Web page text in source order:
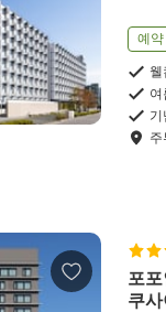
예
웰
여
기
포
쿠